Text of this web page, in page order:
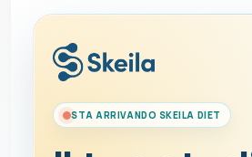
STA ARRIVANDO SKEILA DIET